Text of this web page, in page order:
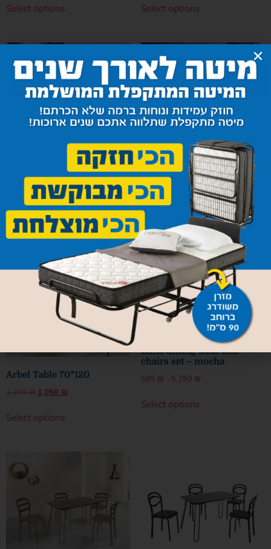
Select options Select options
Lima dining table and
chairs set- black (Copy)
₪
Select options
Arbel Table
1,860 ₪
Select options
Arbel Table 70*120
1,200₪ 1,050 ₪
Select options
Lima dining table and
chairs set – mocha
685 ₪ – 5,250 ₪
Select options